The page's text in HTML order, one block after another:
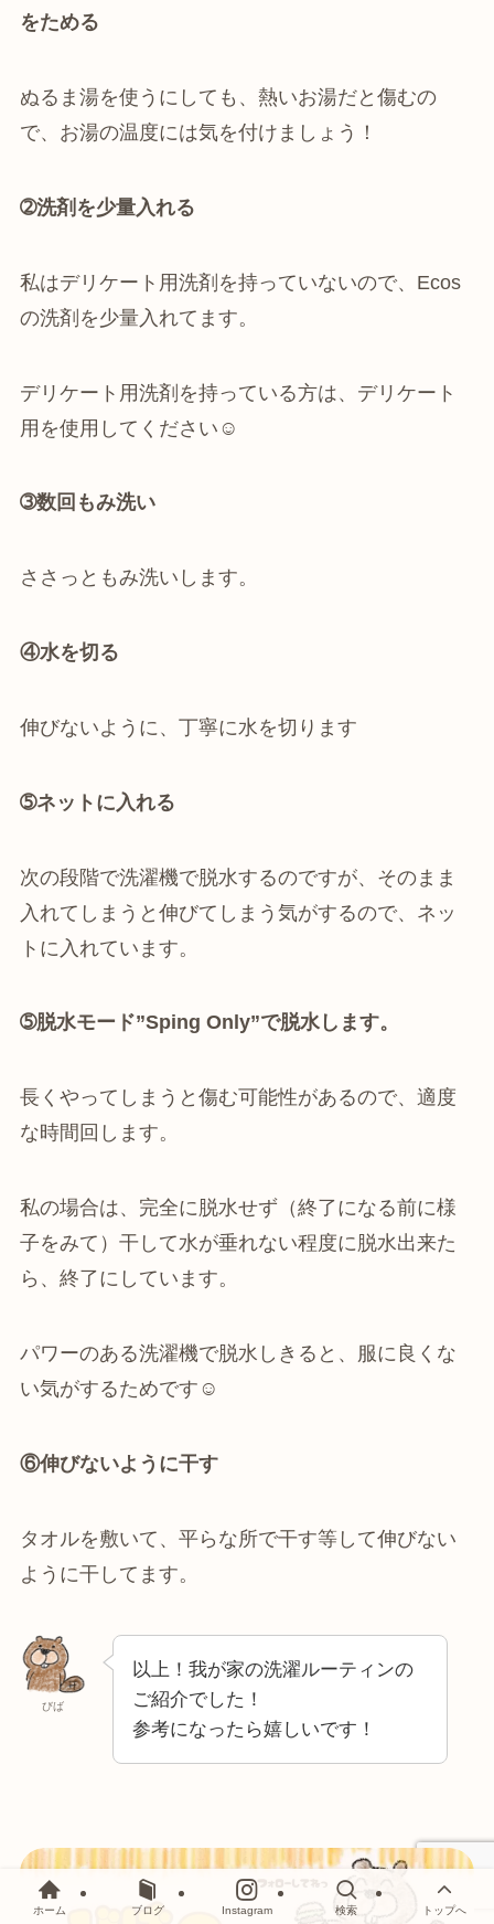
をためる
ぬるま湯を使うにしても、熱いお湯だと傷むの
で、お湯の温度には気を付けましょう！
➁洗剤を少量入れる
私はデリケート用洗剤を持っていないので、Ecos
の洗剤を少量入れてます。
デリケート用洗剤を持っている方は、デリケート
用を使用してください☺
➂数回もみ洗い
ささっともみ洗いします。
④水を切る
伸びないように、丁寧に水を切ります
➄ネットに入れる
次の段階で洗濯機で脱水するのですが、そのまま
入れてしまうと伸びてしまう気がするので、ネッ
トに入れています。
➄脱水モード”Sping Only”で脱水します。
長くやってしまうと傷む可能性があるので、適度
な時間回します。
私の場合は、完全に脱水せず（終了になる前に様
子をみて）干して水が垂れない程度に脱水出来た
ら、終了にしています。
パワーのある洗濯機で脱水しきると、服に良くな
い気がするためです☺
⑥伸びないように干す
タオルを敷いて、平らな所で干す等して伸びない
ように干してます。
びば
以上！我が家の洗濯ルーティンの
ご紹介でした！
参考になったら嬉しいです！
ホーム ブログ Instagram 検索 トップへ